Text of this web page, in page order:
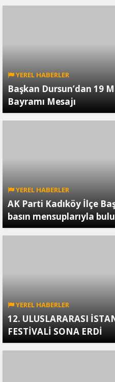
YEREL HABERLER
Başkan Dursun’dan 19
Bayramı Mesajı
YEREL HABERLER
AK Parti Kadıköy İlçe
basın mensuplarıyla
YEREL HABERLER
12. ULUSLARARASI
FESTİVALİ SONA ERDİ